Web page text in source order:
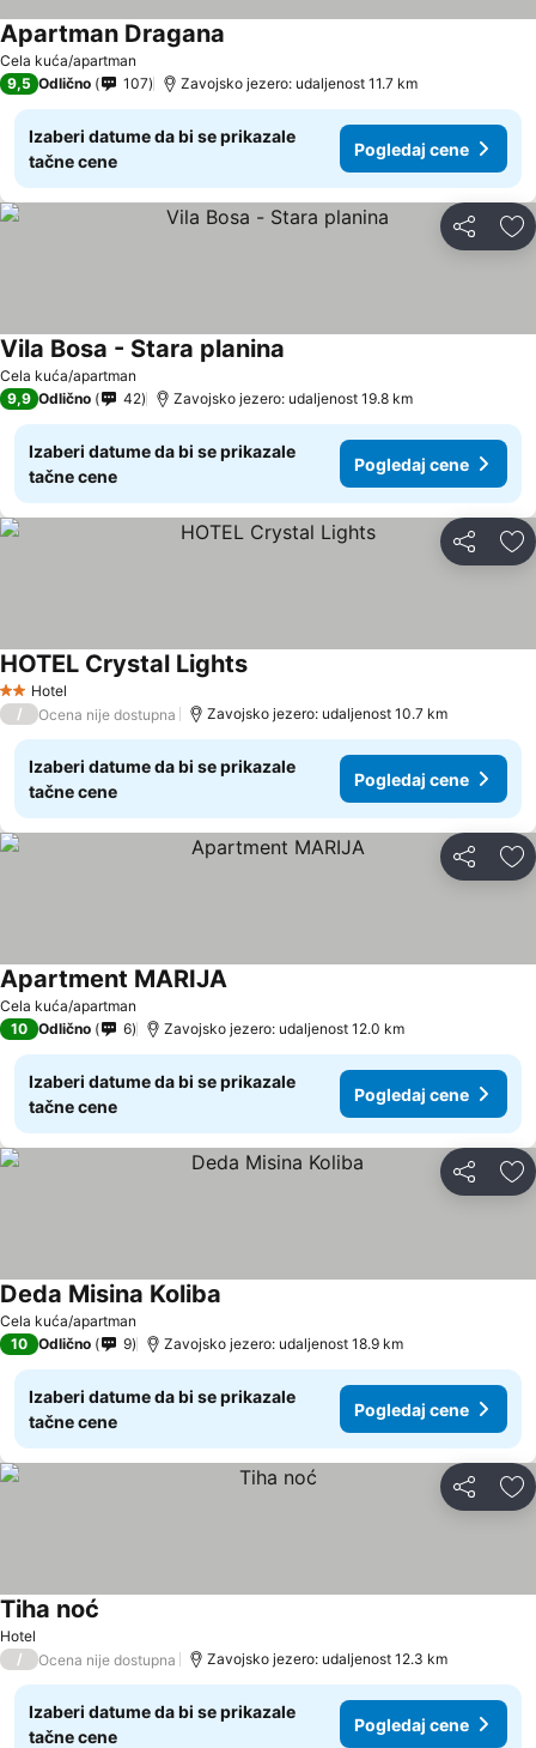
Cela kuća/apartman
Apartman Dragana
9,5 Odlično 107 Zavojsko jezero: udaljenost 11.7 km
Izaberi datume da bi se prikazale
tačne cene
Pogledaj cene
Deli
Cela kuća/apartman
Vila Bosa - Stara planina
9,9 Odlično 42 Zavojsko jezero: udaljenost 19.8 km
Izaberi datume da bi se prikazale
tačne cene
Pogledaj cene
Deli
2 Zvezdice
Hotel
HOTEL Crystal LightsPogledaj cene
/ Ocena nije dostupna Zavojsko jezero: udaljenost 10.7 km
Izaberi datume da bi se prikazale
tačne cene
Pogledaj cene
Deli
Cela kuća/apartman
Apartment MARIJAPogledaj cene
10 Odlično 6 Zavojsko jezero: udaljenost 12.0 km
Izaberi datume da bi se prikazale
tačne cene
Pogledaj cene
Deli
Cela kuća/apartman
Deda Misina Koliba
10 Odlično 9 Zavojsko jezero: udaljenost 18.9 km
Izaberi datume da bi se prikazale
tačne cene
Pogledaj cene
Deli
Hotel
Tiha noć
/ Ocena nije dostupna Zavojsko jezero: udaljenost 12.3 km
Izaberi datume da bi se prikazale
tačne cene
Pogledaj cene